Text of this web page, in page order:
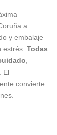
a
y embalaje
estrés. Todas
El
convierte